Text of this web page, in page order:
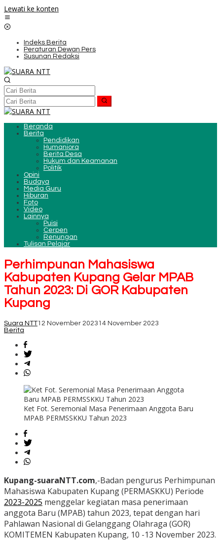
Lewati ke konten
Indeks Berita
Peraturan Dewan Pers
Susunan Redaksi
Beranda
Berita
Pendidikan
Humaniora
Berita Desa
Hukum dan Keamanan
Politik
Opini
Budaya
Media Guru
Hiburan
Foto
Video
Lainnya
Puisi
Cerpen
Renungan
Tulisan Pelajar
Perhimpunan Mahasiswa
Kabupaten Kupang Gelar MPAB
Tahun 2023: Di GOR Kabupaten
Kupang
Suara NTT12 November 2023 14 November 2023
Berita
Ket Fot. Seremonial Masa Penerimaan Anggota Baru
MPAB PERMSSKKU Tahun 2023
Kupang-suaraNTT.com,-Badan pengurus Perhimpunan
Mahasiswa Kabupaten Kupang (PERMASKKU) Periode
2023-2025 menggelar kegiatan masa penerimaan
anggota Baru (MPAB) tahun 2023, tepat dengan hari
Pahlawan Nasional di Gelanggang Olahraga (GOR)
KOMITEMEN Kabupaten Kupang, 10 -13 November 2023.